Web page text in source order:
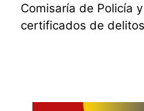
Comisaría de Policía
certificados de